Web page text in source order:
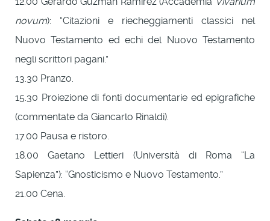
novum): “Citazioni e riecheggiamenti classici nel
Nuovo Testamento ed echi del Nuovo Testamento
negli scrittori pagani.”
13.30 Pranzo.
15.30 Proiezione di fonti documentarie ed epigrafiche
(commentate da Giancarlo Rinaldi).
17.00 Pausa e ristoro.
18.00 Gaetano Lettieri (Università di Roma “La
Sapienza”): “Gnosticismo e Nuovo Testamento.”
21.00 Cena.